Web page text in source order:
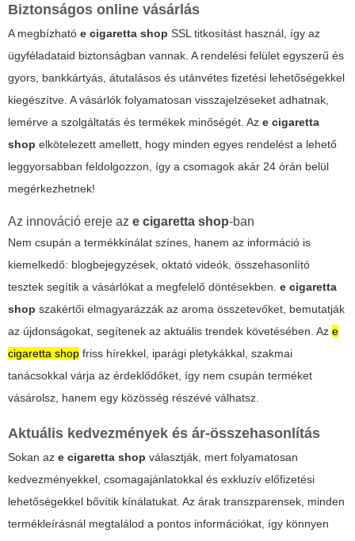
Biztonságos online vásárlás
A megbízható e cigaretta shop SSL titkosítást használ, így az
ügyféladataid biztonságban vannak. A rendelési felület egyszerű és
gyors, bankkártyás, átutalásos és utánvétes fizetési lehetőségekkel
kiegészítve. A vásárlók folyamatosan visszajelzéseket adhatnak,
lemérve a szolgáltatás és termékek minőségét. Az e cigaretta
shop elkötelezett amellett, hogy minden egyes rendelést a lehető
leggyorsabban feldolgozzon, így a csomagok akár 24 órán belül
megérkezhetnek!
Az innováció ereje az e cigaretta shop-ban
Nem csupán a termékkínálat színes, hanem az információ is
kiemelkedő: blogbejegyzések, oktató videók, összehasonlító
tesztek segítik a vásárlókat a megfelelő döntésekben. e cigaretta
shop szakértői elmagyarázzák az aroma összetevőket, bemutatják
az újdonságokat, segítenek az aktuális trendek követésében. Az e
cigaretta shop friss hírekkel, iparági pletykákkal, szakmai
tanácsokkal várja az érdeklődőket, így nem csupán terméket
vásárolsz, hanem egy közösség részévé válhatsz.
Aktuális kedvezmények és ár-összehasonlítás
Sokan az e cigaretta shop választják, mert folyamatosan
kedvezményekkel, csomagajánlatokkal és exkluzív előfizetési
lehetőségekkel bővítik kínálatukat. Az árak transzparensek, minden
termékleírásnál megtalálod a pontos információkat, így könnyen